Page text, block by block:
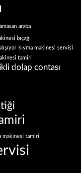
araba
bıçağı
kıyma makinesi servisi
tamiri
dolap contası
makinesi tamiri